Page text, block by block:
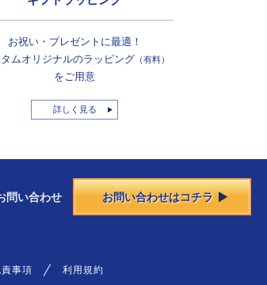
お祝い・プレゼントに最適！
ムオリジナルのラッピング（有料）
をご用意
詳しく見る
問い合わせ お問い合わせはコチラ
事項 利用規約